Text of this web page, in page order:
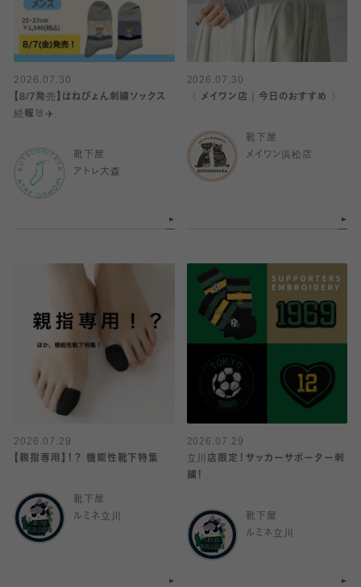
2026.07.30
【8/7発売】はねぴょん刺繍ソックス
続報🐰✈️
靴下屋
アトレ大森
2026.07.30
〈 メイワン店｜今日のおすすめ 〉
靴下屋
メイワン浜松店
2026.07.29
【親指専用】！？ 機能性靴下特集
靴下屋
ルミネ立川
2026.07.29
立川店限定！サッカーサポーター刺
繍！
靴下屋
ルミネ立川